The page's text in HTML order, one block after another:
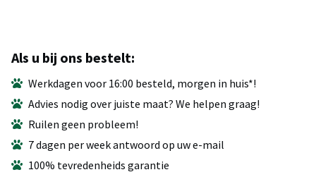
Als u bij ons bestelt:
Werkdagen voor 16:00 besteld, morgen in huis*!
Advies nodig over juiste maat? We helpen graag!
Ruilen geen probleem!
7 dagen per week antwoord op uw e-mail
100% tevredenheids garantie